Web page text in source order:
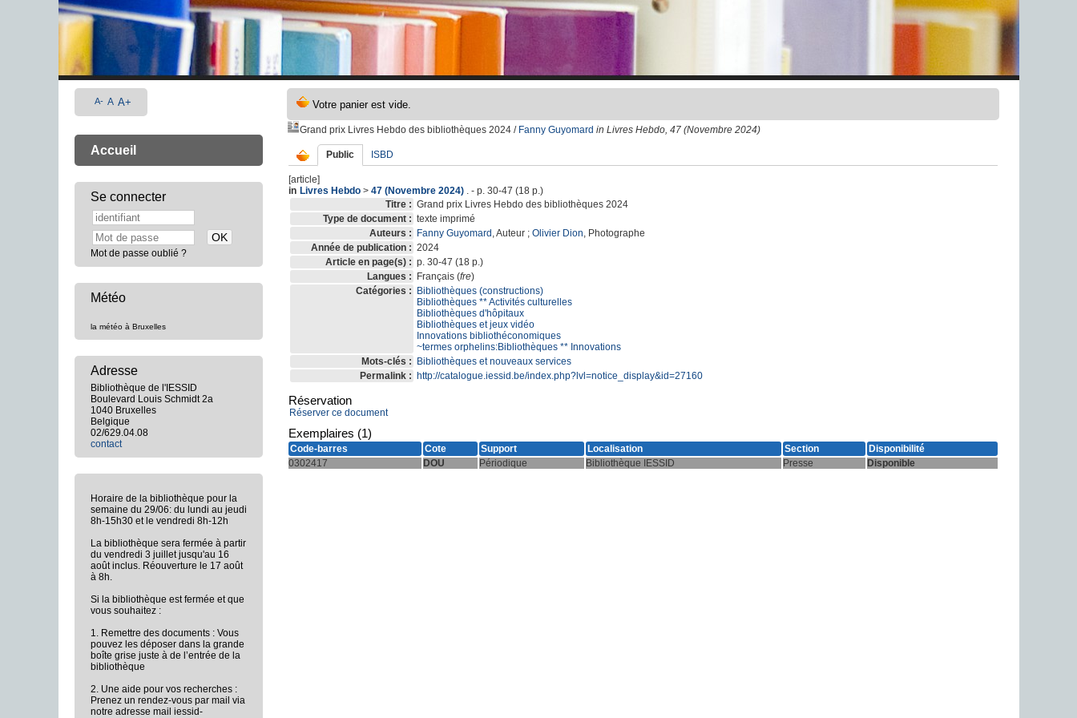
Grand prix Livres Hebdo des bibliothèques 2024/ Fanny Guyomard in Livres Hebdo, 47 (Novembre 2024)
Public ISBD
[article]
in Livres Hebdo> 47 (Novembre 2024). - p. 30-47 (18 p.)
Titre : Grand prix Livres Hebdo des bibliothèques 2024
Type de document : texte imprimé
Auteurs :
Fanny Guyomard , Auteur ; Olivier Dion, Photographe
Année de publication : 2024
Article en page(s) : p. 30-47 (18 p.)
Langues :
Français (fre)
Catégories :
Bibliothèques (constructions)
Bibliothèques ** Activités culturelles
Bibliothèques d'hôpitaux
Bibliothèques et jeux vidéo
Innovations bibliothéconomiques
~termes orphelins:Bibliothèques ** Innovations
Mots-clés :
Bibliothèques et nouveaux services
Permalink :
http://catalogue.iessid.be/index.php?lvl=notice_display&id=27160
Réservation
Réserver ce document
Exemplaires (1)
Code-barres Cote Support Localisation Section
Disponibilité
0302417
DOU Périodique Bibliothèque IESSID Presse Disponible
A- A A+
Accueil
Se connecter
Mot de passe oublié ?
Météo
la météo à Bruxelles
Adresse
Bibliothèque de l'IESSID
Boulevard Louis Schmidt 2a
1040 Bruxelles
Belgique
02/629.04.08
contact
Horaire de la bibliothèque pour la
semaine du 29/06: du lundi au jeudi
8h-15h30 et le vendredi 8h-12h
La bibliothèque sera fermée à partir
du vendredi 3 juillet jusqu'au 16
août inclus. Réouverture le 17 août
à 8h.
Si la bibliothèque est fermée et que
vous souhaitez :
1. Remettre des documents : Vous
pouvez les déposer dans la grande
boîte grise juste à de l’entrée de la
bibliothèque
2. Une aide pour vos recherches :
Prenez un rendez-vous par mail via
notre adresse mail iessid-